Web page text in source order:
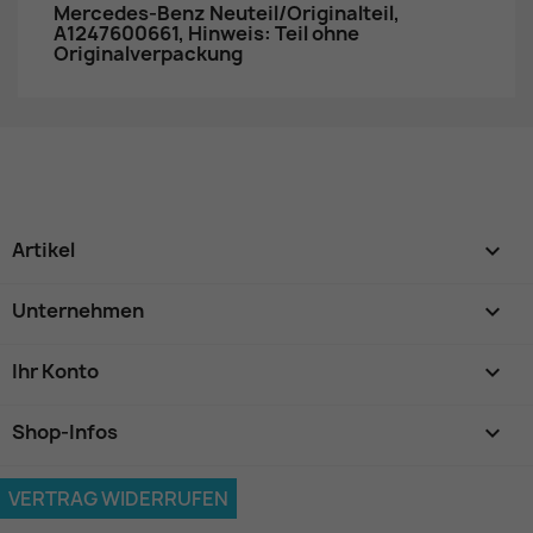
Mercedes-Benz Neuteil/Originalteil,
A1247600661, Hinweis: Teil ohne
Originalverpackung
Artikel 
Unternehmen 
Ihr Konto 
Shop-Infos keyboard_arrow_down
VERTRAG WIDERRUFEN